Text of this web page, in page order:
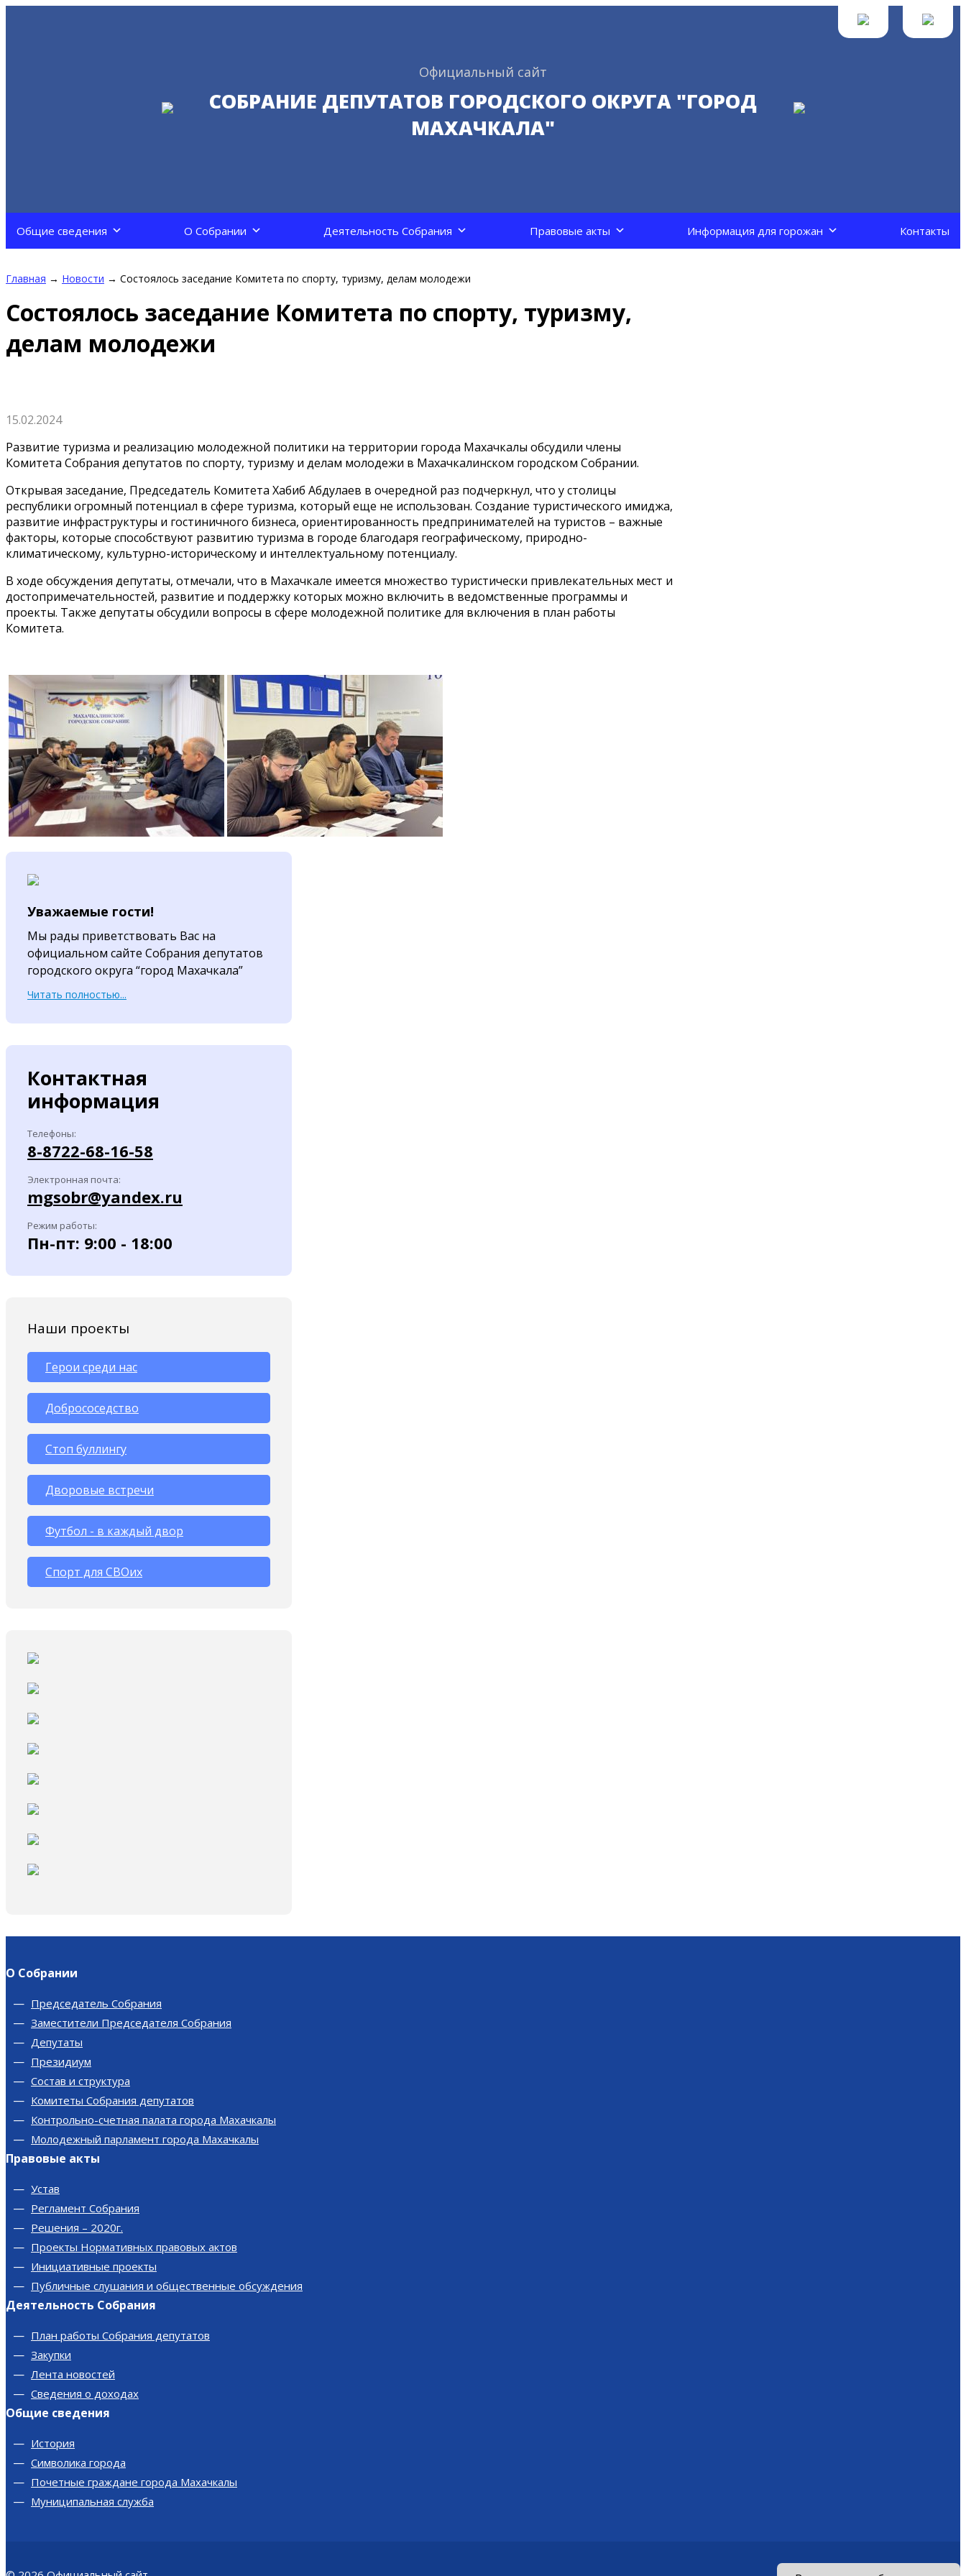
Официальный сайт
СОБРАНИЕ ДЕПУТАТОВ ГОРОДСКОГО ОКРУГА "ГОРОД
МАХАЧКАЛА"
Общие сведения О Собрании Деятельность Собрания Правовые акты Информация для горожан Контакты
Главная → Новости → Состоялось заседание Комитета по спорту, туризму, делам молодежи
Состоялось заседание Комитета по спорту, туризму,
делам молодежи
15.02.2024
Развитие туризма и реализацию молодежной политики на территории города Махачкалы обсудили члены
Комитета Собрания депутатов по спорту, туризму и делам молодежи в Махачкалинском городском Собрании.
Открывая заседание, Председатель Комитета Хабиб Абдулаев в очередной раз подчеркнул, что у столицы
республики огромный потенциал в сфере туризма, который еще не использован. Создание туристического имиджа,
развитие инфраструктуры и гостиничного бизнеса, ориентированность предпринимателей на туристов – важные
факторы, которые способствуют развитию туризма в городе благодаря географическому, природно-
климатическому, культурно-историческому и интеллектуальному потенциалу.
В ходе обсуждения депутаты, отмечали, что в Махачкале имеется множество туристически привлекательных мест и
достопримечательностей, развитие и поддержку которых можно включить в ведомственные программы и
проекты. Также депутаты обсудили вопросы в сфере молодежной политике для включения в план работы
Комитета.
Уважаемые гости!
Мы рады приветствовать Вас на
официальном сайте Собрания депутатов
городского округа “город Махачкала”
Читать полностью...
Контактная
информация
Телефоны:
8-8722-68-16-58
Электронная почта:
mgsobr@yandex.ru
Режим работы:
Пн-пт: 9:00 - 18:00
Наши проекты
Герои среди нас
Добрососедство
Стоп буллингу
Дворовые встречи
Футбол - в каждый двор
Спорт для СВОих
О Собрании
Председатель Собрания
Заместители Председателя Собрания
Депутаты
Президиум
Состав и структура
Комитеты Собрания депутатов
Контрольно-счетная палата города Махачкалы
Молодежный парламент города Махачкалы
Правовые акты
Устав
Регламент Собрания
Решения – 2020г.
Проекты Нормативных правовых актов
Инициативные проекты
Публичные слушания и общественные обсуждения
Деятельность Собрания
План работы Собрания депутатов
Закупки
Лента новостей
Сведения о доходах
Общие сведения
История
Символика города
Почетные граждане города Махачкалы
Муниципальная служба